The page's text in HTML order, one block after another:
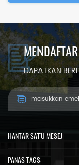
DAPATKAN
HANTAR SATU MESEJ
PANAS TAGS